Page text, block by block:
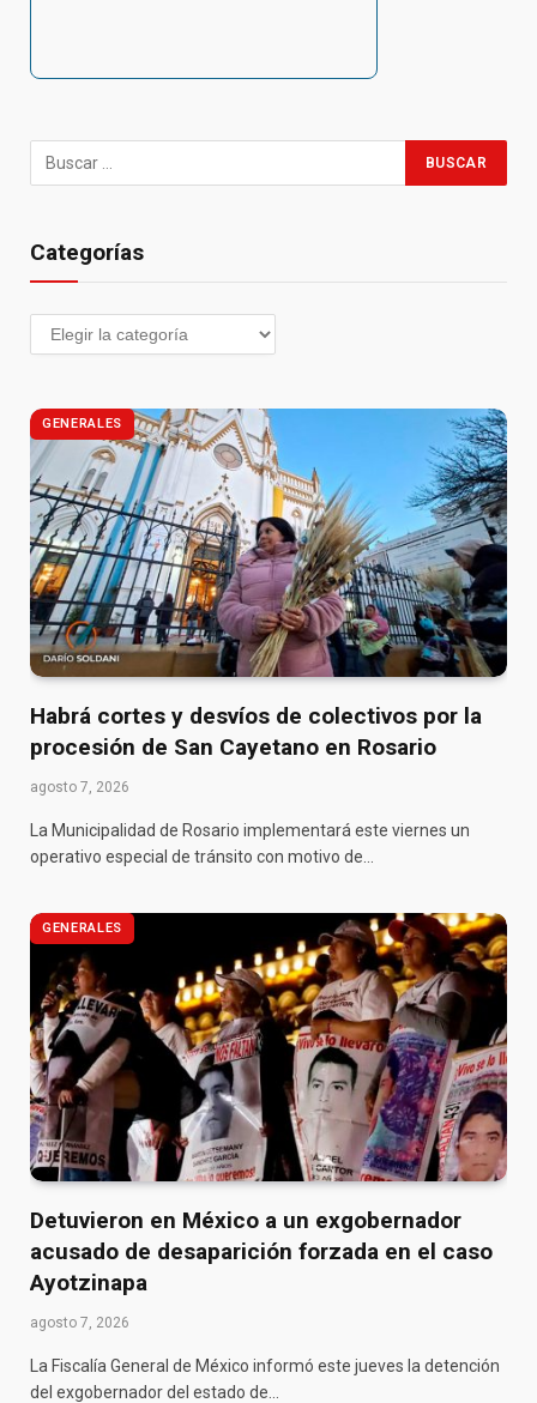
Categorías
GENERALES
Habrá cortes y desvíos de colectivos por la
procesión de San Cayetano en Rosario
agosto 7, 2026
La Municipalidad de Rosario implementará este viernes un
operativo especial de tránsito con motivo de…
GENERALES
Detuvieron en México a un exgobernador
acusado de desaparición forzada en el caso
Ayotzinapa
agosto 7, 2026
La Fiscalía General de México informó este jueves la detención
del exgobernador del estado de…